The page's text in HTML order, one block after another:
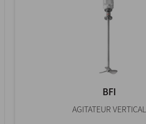
BFI
AGITATEUR VERTICAL